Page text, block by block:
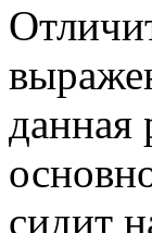
данная
сидит